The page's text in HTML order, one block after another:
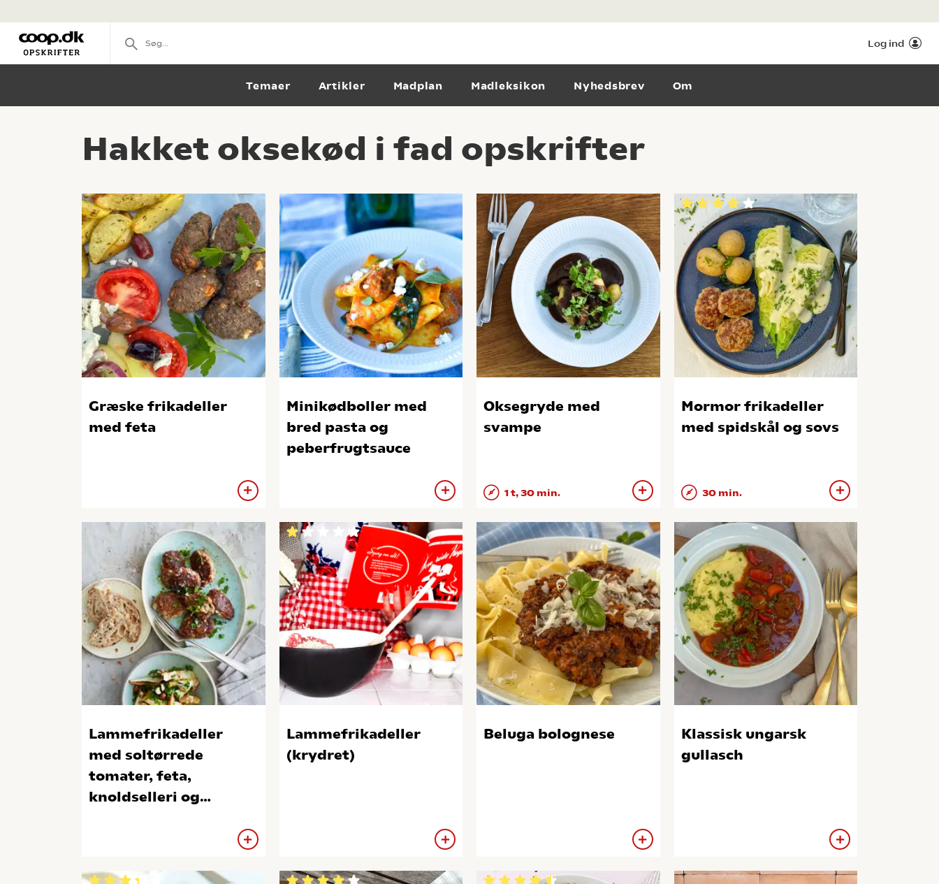
Log ind
Temaer Artikler Madplan Madleksikon Nyhedsbrev Om
Hakket oksekød i fad opskrifter
Græske frikadeller
med feta
Minikødboller med
bred pasta og
peberfrugtsauce
Oksegryde med
svampe
1 t, 30 min.
Mormor frikadeller
med spidskål og sovs
30 min.
Lammefrikadeller
med soltørrede
tomater, feta,
knoldselleri og
Lammefrikadeller
(krydret)
Beluga bolognese
Klassisk ungarsk
gullasch